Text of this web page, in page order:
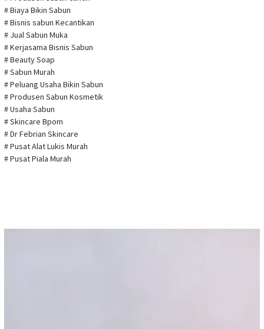
# Biaya Bikin Sabun
# Bisnis sabun Kecantikan
# Jual Sabun Muka
# Kerjasama Bisnis Sabun
# Beauty Soap
# Sabun Murah
# Peluang Usaha Bikin Sabun
# Produsen Sabun Kosmetik
# Usaha Sabun
# Skincare Bpom
# Dr Febrian Skincare
# Pusat Alat Lukis Murah
# Pusat Piala Murah